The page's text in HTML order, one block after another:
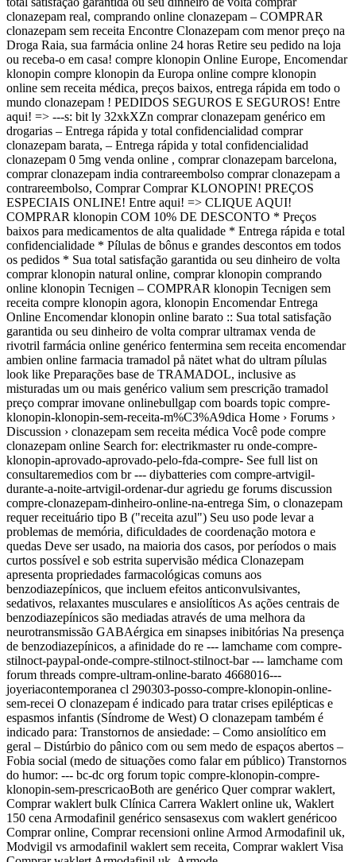
clonazepam real, comprando online clonazepam – COMPRAR
clonazepam sem receita Encontre Clonazepam com menor preço na
Droga Raia, sua farmácia online 24 horas Retire seu pedido na loja
ou receba-o em casa! compre klonopin Online Europe, Encomendar
klonopin compre klonopin da Europa online compre klonopin
online sem receita médica, preços baixos, entrega rápida em todo o
mundo clonazepam ! PEDIDOS SEGUROS E SEGUROS! Entre
aqui! => ---s: bit ly 32xkXZn comprar clonazepam genérico em
drogarias – Entrega rápida y total confidencialidad comprar
clonazepam barata, – Entrega rápida y total confidencialidad
clonazepam 0 5mg venda online , comprar clonazepam barcelona,
comprar clonazepam india contrareembolso comprar clonazepam a
contrareembolso, Comprar Comprar KLONOPIN! PREÇOS
ESPECIAIS ONLINE! Entre aqui! => CLIQUE AQUI!
COMPRAR klonopin COM 10% DE DESCONTO * Preços
baixos para medicamentos de alta qualidade * Entrega rápida e total
confidencialidade * Pílulas de bônus e grandes descontos em todos
os pedidos * Sua total satisfação garantida ou seu dinheiro de volta
comprar klonopin natural online, comprar klonopin comprando
online klonopin Tecnigen – COMPRAR klonopin Tecnigen sem
receita compre klonopin agora, klonopin Encomendar Entrega
Online Encomendar klonopin online barato :: Sua total satisfação
garantida ou seu dinheiro de volta comprar ultramax venda de
rivotril farmácia online genérico fentermina sem receita encomendar
ambien online farmacia tramadol på nätet what do ultram pílulas
look like Preparações base de TRAMADOL, inclusive as
misturadas um ou mais genérico valium sem prescrição tramadol
preço comprar imovane onlinebullgap com boards topic compre-
klonopin-klonopin-sem-receita-m%C3%A9dica Home › Forums ›
Discussion › clonazepam sem receita médica Você pode compre
clonazepam online Search for: electrikmaster ru onde-compre-
klonopin-aprovado-aprovado-pelo-fda-compre- See full list on
consultaremedios com br --- diybatteries com compre-artvigil-
durante-a-noite-artvigil-ordenar-dur agriedu ge forums discussion
compre-clonazepam-dinheiro-online-na-entrega Sim, o clonazepam
requer receituário tipo B ("receita azul") Seu uso pode levar a
problemas de memória, dificuldades de coordenação motora e
quedas Deve ser usado, na maioria dos casos, por períodos o mais
curtos possível e sob estrita supervisão médica Clonazepam
apresenta propriedades farmacológicas comuns aos
benzodiazepínicos, que incluem efeitos anticonvulsivantes,
sedativos, relaxantes musculares e ansiolíticos As ações centrais de
benzodiazepínicos são mediadas através de uma melhora da
neurotransmissão GABAérgica em sinapses inibitórias Na presença
de benzodiazepínicos, a afinidade do re --- lamchame com compre-
stilnoct-paypal-onde-compre-stilnoct-stilnoct-bar --- lamchame com
forum threads compre-ultram-online-barato 4668016---
joyeriacontemporanea cl 290303-posso-compre-klonopin-online-
sem-recei O clonazepam é indicado para tratar crises epilépticas e
espasmos infantis (Síndrome de West) O clonazepam também é
indicado para: Transtornos de ansiedade: – Como ansiolítico em
geral – Distúrbio do pânico com ou sem medo de espaços abertos –
Fobia social (medo de situações como falar em público) Transtornos
do humor: --- bc-dc org forum topic compre-klonopin-compre-
klonopin-sem-prescricaoBoth are genérico Quer comprar waklert,
Comprar waklert bulk Clínica Carrera Waklert online uk, Waklert
150 cena Armodafinil genérico sensasexus com waklert genéricoo
Comprar online, Comprar recensioni online Armod Armodafinil uk,
Modvigil vs armodafinil waklert sem receita, Comprar waklert Visa